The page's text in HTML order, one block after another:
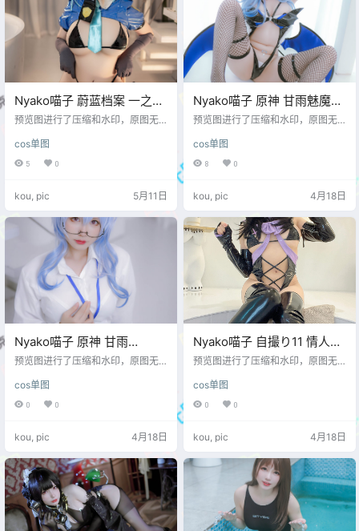
Nyako喵子 蔚蓝档案 一之濑
明日奈[120P-333M]
预览图进行了压缩和水印，原图无
cos单图
5 0
kou, pic 5月11日
Nyako喵子 原神 甘雨魅魔
[76P-600MB]
预览图进行了压缩和水印，原图无
cos单图
8 0
kou, pic 4月18日
Nyako喵子 原神 甘雨
OL[79P-589MB]
预览图进行了压缩和水印，原图无
cos单图
0 0
kou, pic 4月18日
Nyako喵子 自撮り11 情人节
[53P-319MB]
预览图进行了压缩和水印，原图无
cos单图
0 0
kou, pic 4月18日